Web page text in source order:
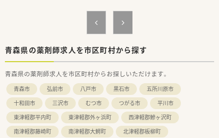
■転勤の心配がないため、腰を据えて地域の方々と信頼関係を築
きながら、長期的なキャリアを形成することが可能になります。
■総合科目に対応する調剤スキルを磨きながら、認定薬剤師の取
得支援制度を活用して、専門性をさらに高めていけます。
められる在宅特化型の薬剤師としてのキャリアを築けます。
■教育制度が充実しているため、将来的には店舗運営や後輩の育
成に携わる管理薬剤師へのステップアップも目指せます。
青森県の薬剤師求人を市区町村から探す
青森県の薬剤師求人を市区町村からお探しいただけます。
青森市 弘前市 八戸市 黒石市
五所川原市
十和田市
三沢市 むつ市 つがる市
平川市
東津軽郡平内町
東津軽郡外ヶ浜町
西津軽郡鰺ヶ沢町
南津軽郡藤崎町
南津軽郡大鰐町
北津軽郡板柳町